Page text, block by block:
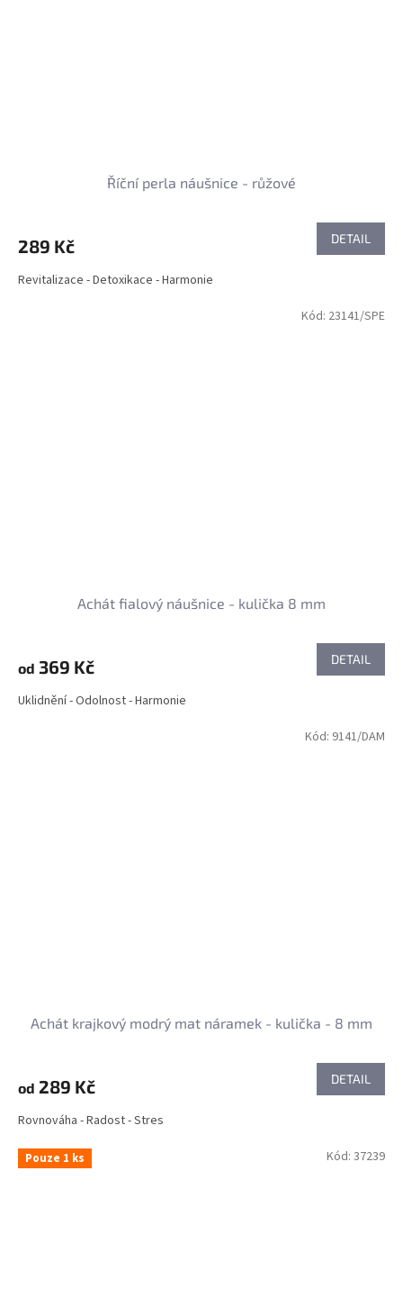
Říční perla náušnice - růžové
289 Kč DETAIL
Revitalizace - Detoxikace - Harmonie
Achát fialový náušnice - kulička 8 mm
od 369 Kč DETAIL
Uklidnění - Odolnost - Harmonie
Kód: 23141/SPE
Achát krajkový modrý mat náramek - kulička - 8 mm
od 289 Kč DETAIL
Rovnováha - Radost - Stres
Kód: 9141/DAM
Pouze 1 ks Kód: 37239